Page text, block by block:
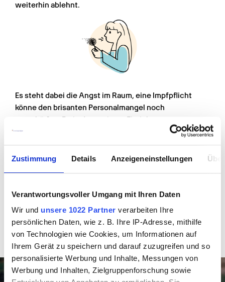
Zustimmung Details Anzeigeneinstellungen
Verantwortungsvoller Umgang mit Ihren Daten
Wir und unsere 1022 Partner verarbeiten Ihre
persönlichen Daten, wie z. B. Ihre IP-Adresse, mithilfe
von Technologien wie Cookies, um Informationen auf
Ihrem Gerät zu speichern und darauf zuzugreifen und so
personalisierte Werbung und Inhalte, Messungen von
Werbung und Inhalten, Zielgruppenforschung sowie
weiterhin ablehnt.
Es steht dabei die Angst im Raum, eine Impfpflicht
könne den brisanten Personalmangel noch
verschärfen. Da in den meisten Einrichtungen
Pflegekräfte wöchentlich (Geimpfte) beziehungsweise
täglich (Ungeimpfte) getestet werden, sollte dies
ausreichen. Allerdings lässt sich an den
schnell etwas Grundlegendes ändern müssen, wenn